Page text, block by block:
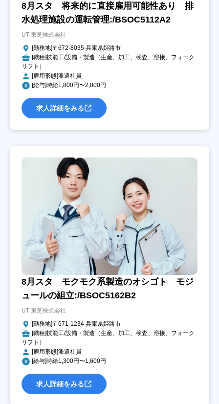
8月スタ 将来的に直接雇用可能性あり 排
水処理施設の運転管理:/BSOC5112A2
UT 東芝株式会社
[勤務地]〒672-8035 兵庫県姫路市
[職種]技能工/設備・製造（生産、加工、検査、溶接、フォーク
リフト）
[雇用形態]派遣社員
[給与]時給1,800円〜2,000円
求人詳細をみる
8月スタ モクモク系製造のオシゴト モジ
ュールの組立:/BSOC5162B2
UT 東芝株式会社
[勤務地]〒671-1234 兵庫県姫路市
[職種]技能工/設備・製造（生産、加工、検査、溶接、フォーク
リフト）
[雇用形態]派遣社員
[給与]時給1,300円〜1,600円
求人詳細をみる